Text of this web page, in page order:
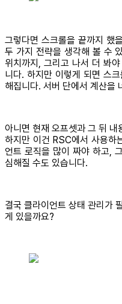
그렇다면 스크롤을 끝까지 했
두 가지 전략을 생각해 볼 수
위치까지, 그리고 나서 더 봐
니다. 하지만 이렇게 되면 스
해집니다. 서버 단에서 계산을
아니면 현재 오프셋과 그 뒤 내
하지만 이건 RSC에서 사용하
언트 로직을 많이 짜야 하고,
심해질 수도 있습니다.
결국 클라이언트 상태 관리가
게 있을까요?